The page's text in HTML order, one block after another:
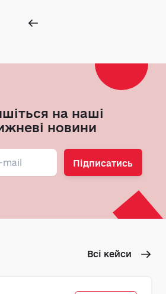
на наші
новини
Підписатись
Всі кейси